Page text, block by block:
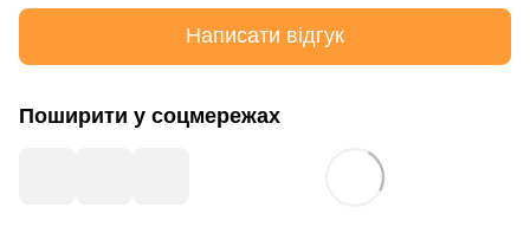
Написати відгук
Поширити у соцмережах